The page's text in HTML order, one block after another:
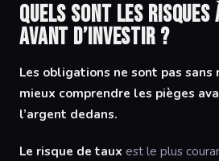
Quels sont les
avant d’investir ?
Les obligations ne sont pas
mieux comprendre les pièges
l’argent dedans.
Le risque de taux est le plus